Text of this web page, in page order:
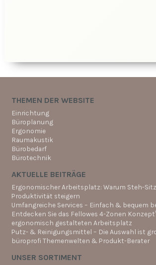
THEMEN DER WEBSITE
Einrichtung
Büroplanung
Ergonomie
Raumakustik
Bürobedarf
Bürotechnik
AKTUELLE BEITRÄGE
Ergonomischer Arbeitsplatz: Warum Steh-
Produktivität steigern
Umfangreiche Services – Einfach & bequem
Entdecken Sie das Fellowes 4-Zonen
ergonomisch gestalteten Arbeitsplatz
Putz- & Reinigungsmittel – Die Auswahl ist
büroprofi Themenwelten & Produkt-Berater
UNSER SORTIMENT